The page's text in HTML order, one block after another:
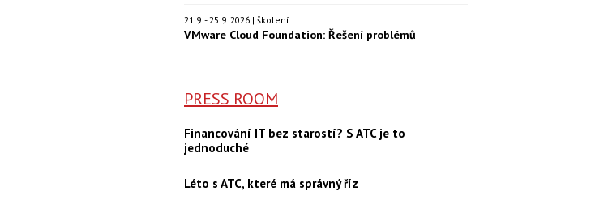
21.9. - 25.9. 2026 | školení
VMware Cloud Foundation: Řešení problémů
PRESS ROOM
Financování IT bez starostí? S ATC je to
jednoduché
Léto s ATC, které má správný říz